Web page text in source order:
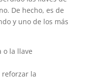
De hecho, es de
y uno de los más
o la llave
la